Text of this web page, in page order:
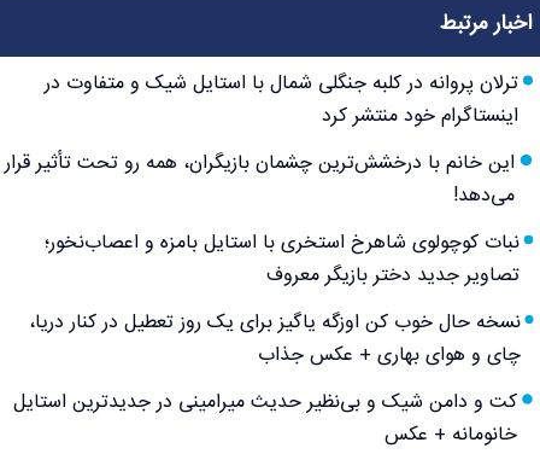
اخبار مرتبط
ترلان پروانه در کلبه جنگلی شمال با استایل شیک و متفاوت در
اینستاگرام خود منتشر کرد
این خانم با درخشش‌ترین چشمان بازیگران، همه رو تحت تأثیر قرار
می‌دهد!
نبات کوچولوی شاهرخ استخری با استایل بامزه و اعصاب‌نخور؛
تصاویر جدید دختر بازیگر معروف
نسخه حال خوب کن اوزگه یاگیز برای یک روز تعطیل در کنار دریا،
چای و هوای بهاری + عکس جذاب
کت و دامن شیک و بی‌نظیر حدیث میرامینی در جدیدترین استایل
خانومانه + عکس